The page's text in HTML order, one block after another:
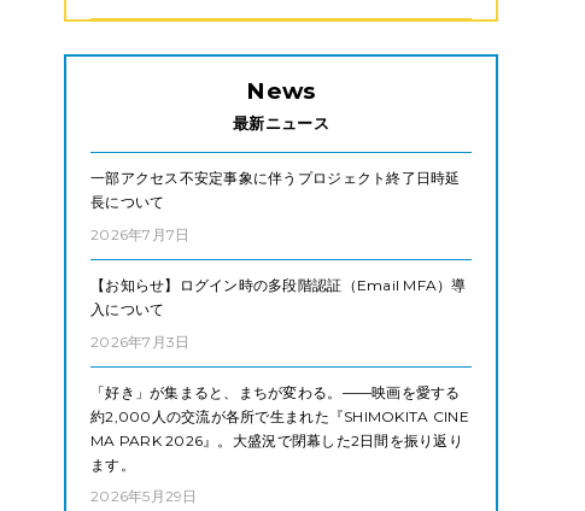
News
最新ニュース
一部アクセス不安定事象に伴うプロジェクト終了日時延
長について
2026年7月7日
【お知らせ】ログイン時の多段階認証（Email MFA）導
入について
2026年7月3日
「好き」が集まると、まちが変わる。——映画を愛する
約2,000人の交流が各所で生まれた『SHIMOKITA CINE
MA PARK 2026』。大盛況で閉幕した2日間を振り返り
ます。
2026年5月29日